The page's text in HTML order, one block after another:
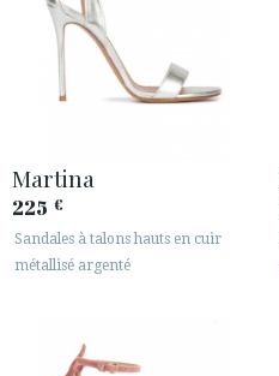
· SERVICE CLIENT
· EXPÉDITIONS
· TERMES ET CONDITIONS
· INFORMATION LÉGALE
Martina
225 €
Sandales à talons hauts en cuir
métallisé argenté